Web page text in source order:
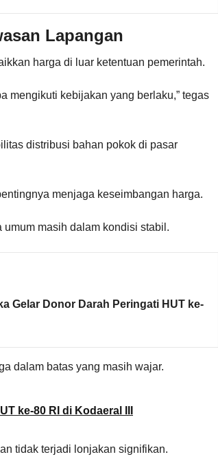
Lapangan
harga di luar ketentuan pemerintah.
mengikuti kebijakan yang berlaku,” tegas
distribusi bahan pokok di pasar
menjaga keseimbangan harga.
masih dalam kondisi stabil.
Gelar Donor Darah Peringati HUT ke-
dalam batas yang masih wajar.
ke-80 RI di Kodaeral III
tidak terjadi lonjakan signifikan.